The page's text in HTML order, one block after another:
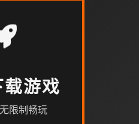
载游戏
限制畅玩